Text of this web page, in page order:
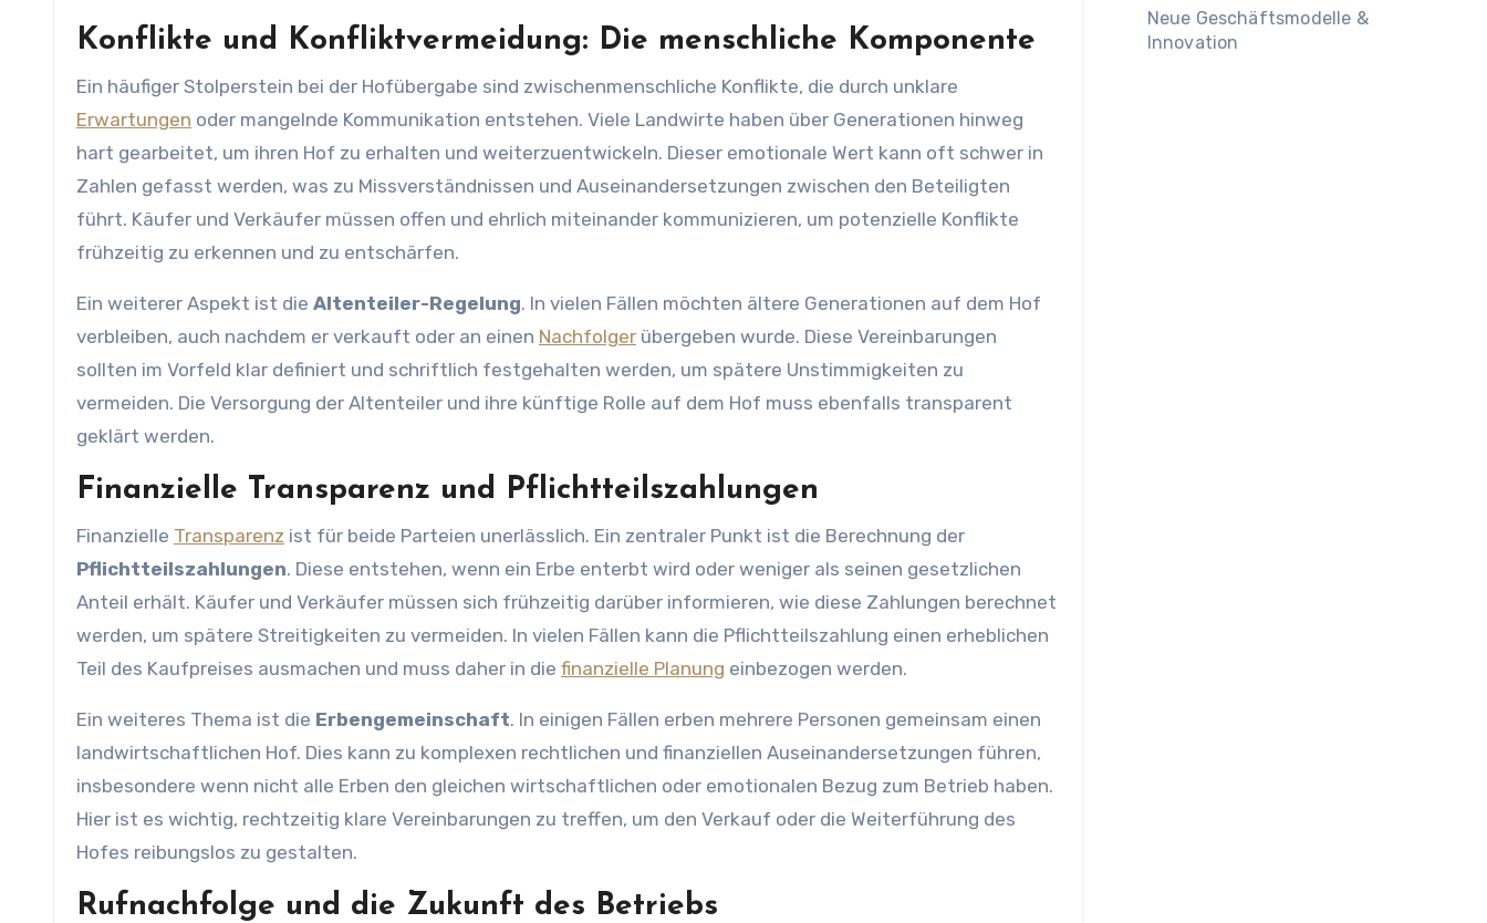
Konflikte und Konfliktvermeidung: Die menschliche Komponente
Ein häufiger Stolperstein bei der Hofübergabe sind zwischenmenschliche Konflikte, die durch unklare
Erwartungen oder mangelnde Kommunikation entstehen. Viele Landwirte haben über Generationen hinweg
hart gearbeitet, um ihren Hof zu erhalten und weiterzuentwickeln. Dieser emotionale Wert kann oft schwer in
Zahlen gefasst werden, was zu Missverständnissen und Auseinandersetzungen zwischen den Beteiligten
führt. Käufer und Verkäufer müssen offen und ehrlich miteinander kommunizieren, um potenzielle Konflikte
frühzeitig zu erkennen und zu entschärfen.
Ein weiterer Aspekt ist die Altenteiler-Regelung. In vielen Fällen möchten ältere Generationen auf dem Hof
verbleiben, auch nachdem er verkauft oder an einen Nachfolger übergeben wurde. Diese Vereinbarungen
sollten im Vorfeld klar definiert und schriftlich festgehalten werden, um spätere Unstimmigkeiten zu
vermeiden. Die Versorgung der Altenteiler und ihre künftige Rolle auf dem Hof muss ebenfalls transparent
geklärt werden.
Finanzielle Transparenz und Pflichtteilszahlungen
Finanzielle Transparenz ist für beide Parteien unerlässlich. Ein zentraler Punkt ist die Berechnung der
Pflichtteilszahlungen. Diese entstehen, wenn ein Erbe enterbt wird oder weniger als seinen gesetzlichen
Anteil erhält. Käufer und Verkäufer müssen sich frühzeitig darüber informieren, wie diese Zahlungen berechnet
werden, um spätere Streitigkeiten zu vermeiden. In vielen Fällen kann die Pflichtteilszahlung einen erheblichen
Teil des Kaufpreises ausmachen und muss daher in die finanzielle Planung einbezogen werden.
Ein weiteres Thema ist die Erbengemeinschaft. In einigen Fällen erben mehrere Personen gemeinsam einen
landwirtschaftlichen Hof. Dies kann zu komplexen rechtlichen und finanziellen Auseinandersetzungen führen,
insbesondere wenn nicht alle Erben den gleichen wirtschaftlichen oder emotionalen Bezug zum Betrieb haben.
Hier ist es wichtig, rechtzeitig klare Vereinbarungen zu treffen, um den Verkauf oder die Weiterführung des
Hofes reibungslos zu gestalten.
Rufnachfolge und die Zukunft des Betriebs
Neue Geschäftsmodelle &
Innovation